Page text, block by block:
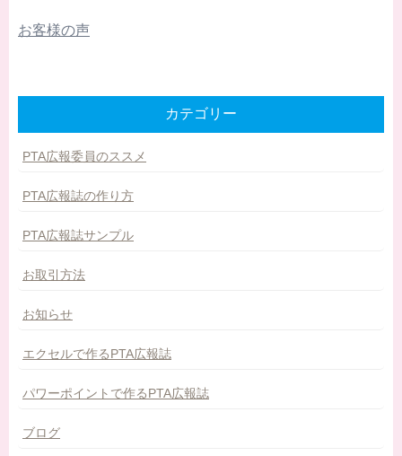
お客様の声
カテゴリー
PTA広報委員のススメ
PTA広報誌の作り方
PTA広報誌サンプル
お取引方法
お知らせ
エクセルで作るPTA広報誌
パワーポイントで作るPTA広報誌
ブログ